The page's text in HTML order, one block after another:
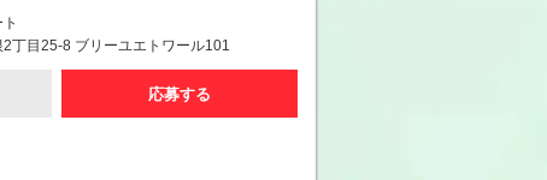
丁目25-8 ブリーユエトワール101
応募する